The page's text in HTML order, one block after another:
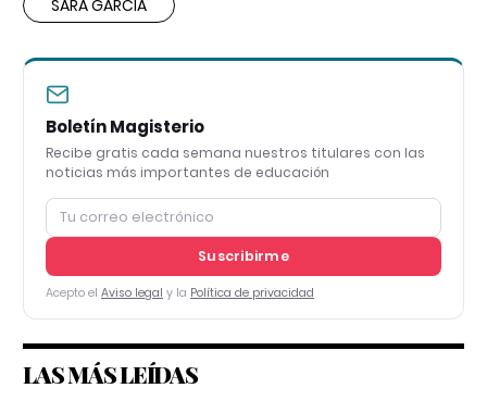
SARA GARCÍA
Boletín Magisterio
Recibe gratis cada semana nuestros titulares con las
noticias más importantes de educación
Suscribirme
Acepto el Aviso legal y la Política de privacidad
LAS MÁS LEÍDAS